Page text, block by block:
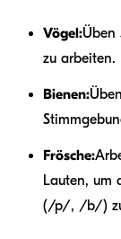
Vögel:Üben
zu arbeiten.
Bienen:
Frösche:
Lauten, um
(/p/, /b/)